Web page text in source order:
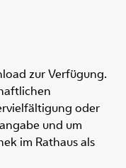
zur Verfügung.
oder
und um
im Rathaus als